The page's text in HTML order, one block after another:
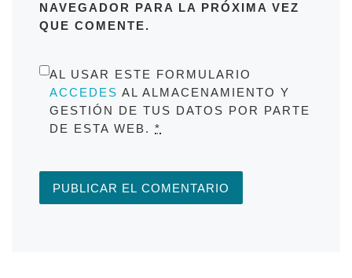
NAVEGADOR PARA LA PRÓXIMA VEZ
QUE COMENTE.
AL USAR ESTE FORMULARIO
ACCEDES AL ALMACENAMIENTO Y
GESTIÓN DE TUS DATOS POR PARTE
DE ESTA WEB. *